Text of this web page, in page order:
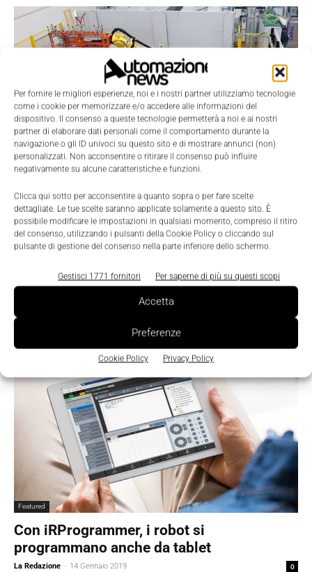
Per fornire le migliori esperienze, noi e i nostri partner utilizziamo tecnologie
come i cookie per memorizzare e/o accedere alle informazioni del
dispositivo. Il consenso a queste tecnologie permetterà a noi e ai nostri
partner di elaborare dati personali come il comportamento durante la
navigazione o gli ID univoci su questo sito e di mostrare annunci (non)
personalizzati. Non acconsentire o ritirare il consenso può influire
negativamente su alcune caratteristiche e funzioni.
Clicca qui sotto per acconsentire a quanto sopra o per fare scelte
dettagliate. Le tue scelte saranno applicate solamente a questo sito. È
possibile modificare le impostazioni in qualsiasi momento, compreso il ritiro
del consenso, utilizzando i pulsanti della Cookie Policy o cliccando sul
pulsante di gestione del consenso nella parte inferiore dello schermo.
Gestisci 1771 fornitori Per saperne di più su questi scopi
Accetta
Preferenze
Cookie Policy Privacy Policy
Applyca con Fanuc per un’innovativa isola
laser Made in Italy
Nicoletta Buora - 28 Gennaio 2019 0
Featured
Con iRProgrammer, i robot si
programmano anche da tablet
La Redazione - 14 Gennaio 2019 0